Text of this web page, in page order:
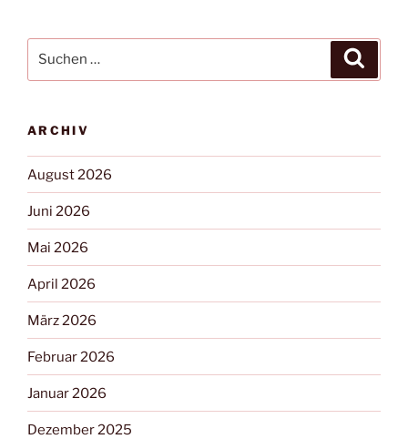
ARCHIV
August 2026
Juni 2026
Mai 2026
April 2026
März 2026
Februar 2026
Januar 2026
Dezember 2025